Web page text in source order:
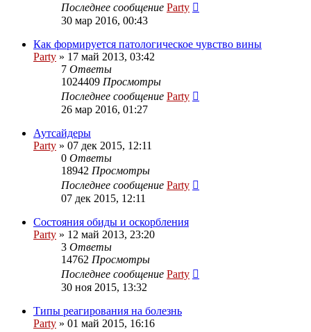
Последнее сообщение Party
30 мар 2016, 00:43
Как формируется патологическое чувство вины
Party » 17 май 2013, 03:42
7 Ответы
1024409 Просмотры
Последнее сообщение Party
26 мар 2016, 01:27
Аутсайдеры
Party » 07 дек 2015, 12:11
0 Ответы
18942 Просмотры
Последнее сообщение Party
07 дек 2015, 12:11
Состояния обиды и оскорбления
Party » 12 май 2013, 23:20
3 Ответы
14762 Просмотры
Последнее сообщение Party
30 ноя 2015, 13:32
Типы реагирования на болезнь
Party » 01 май 2015, 16:16